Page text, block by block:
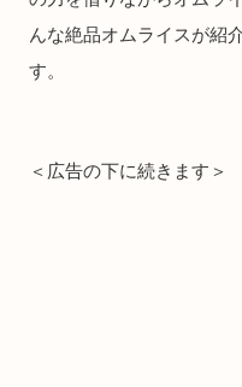
んな絶品オムライスが紹
す。
＜広告の下に続きます＞